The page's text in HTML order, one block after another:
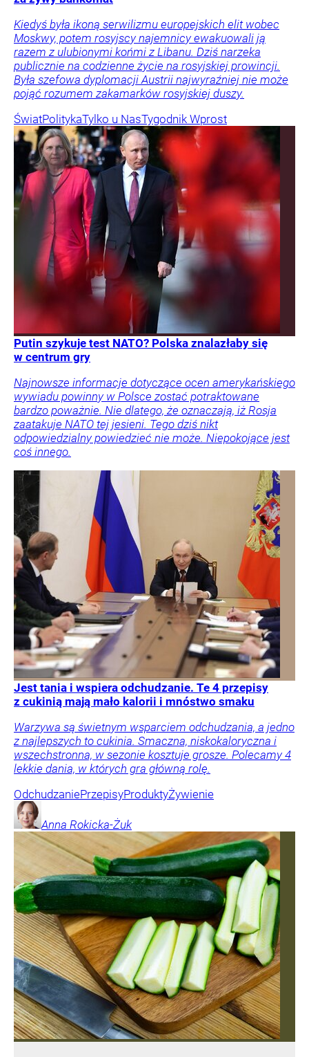
Kiedyś była ikoną serwilizmu europejskich elit wobec
Moskwy, potem rosyjscy najemnicy ewakuowali ją
razem z ulubionymi końmi z Libanu. Dziś narzeka
publicznie na codzienne życie na rosyjskiej prowincji.
Była szefowa dyplomacji Austrii najwyraźniej nie może
pojąć rozumem zakamarków rosyjskiej duszy.
ŚwiatPolitykaTylko u NasTygodnik Wprost
Putin szykuje test NATO? Polska znalazłaby się
w centrum gry
Najnowsze informacje dotyczące ocen amerykańskiego
wywiadu powinny w Polsce zostać potraktowane
bardzo poważnie. Nie dlatego, że oznaczają, iż Rosja
zaatakuje NATO tej jesieni. Tego dziś nikt
odpowiedzialny powiedzieć nie może. Niepokojące jest
coś innego.
Jest tania i wspiera odchudzanie. Te 4 przepisy
z cukinią mają mało kalorii i mnóstwo smaku
Warzywa są świetnym wsparciem odchudzania, a jedno
z najlepszych to cukinia. Smaczna, niskokaloryczna i
wszechstronna, w sezonie kosztuje grosze. Polecamy 4
lekkie dania, w których gra główną rolę.
OdchudzaniePrzepisyProduktyŻywienie
Anna Rokicka-Żuk